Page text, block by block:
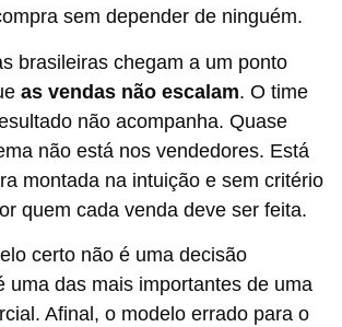
sem depender de ninguém.
brasileiras chegam a um ponto
as vendas não escalam. O time
não acompanha. Quase
não está nos vendedores. Está
montada na intuição e sem critério
quem cada venda deve ser feita.
certo não é uma decisão
uma das mais importantes de uma
Afinal, o modelo errado para o